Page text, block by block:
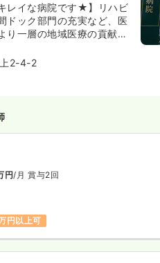
レイな病院です★】リハビ
ドック部門の充実など、医
り一層の地域医療の貢献を
2-4-2
円/月 賞与2回
円以上可